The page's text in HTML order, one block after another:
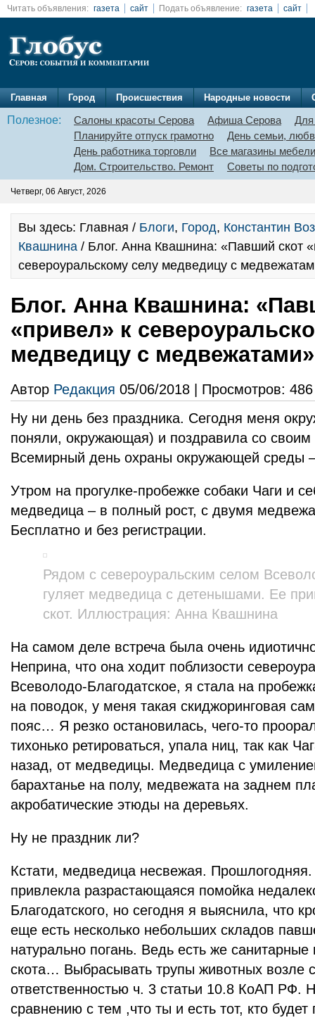
Читать объявления: газета сайт Подать объявление: газета сайт
Главная Город Происшествия Народные новости
Полезное: Салоны красоты Серова Афиша Серова
Для
Планируйте отпуск грамотно
День семьи,
День работника торговли
Все магазины мебели
Дом. Строительство. Ремонт
Советы по
Четверг, 06 Август, 2026
Вы здесь: Главная / Блоги, Город, Константин
Квашнина / Блог. Анна Квашнина: «Павший скот
североуральскому селу медведицу с
Блог. Анна Квашнина:
«привел» к
медведицу с медвежатами»
Автор Редакция 05/06/2018 | Просмотров: 486
Ну ни день без праздника. Сегодня меня
поняли, окружающая) и поздравила со
Всемирный день охраны окружающей среды
Утром на прогулке-пробежке собаки Чаги и
медведица – в полный рост, с двумя
Бесплатно и без регистрации.
Рядом с североуральским селом
гуляет медведица с детенышами. Ее
скот. Иллюстрация: Анна Квашнина
На самом деле встреча была очень
Неприна, что она ходит поблизости
Всеволодо-Благодатское, я стала на
на поводок, у меня такая скиджоринговая
пояс… Я резко остановилась, чего-то
тихонько ретироваться, упала ниц, так как
назад, от медведицы. Медведица с
барахтанье на полу, медвежата на заднем
акробатические этюды на деревьях.
Ну не праздник ли?
Кстати, медведица несвежая.
привлекла разрастающаяся помойка
Благодатского, но сегодня я выяснила, что
еще есть несколько небольших складов
натурально погань. Ведь есть же
скота… Выбрасывать трупы животных возле
ответственностью ч. 3 статьи 10.8 КоАП РФ.
сравнению с тем ,что ты и есть тот, кто